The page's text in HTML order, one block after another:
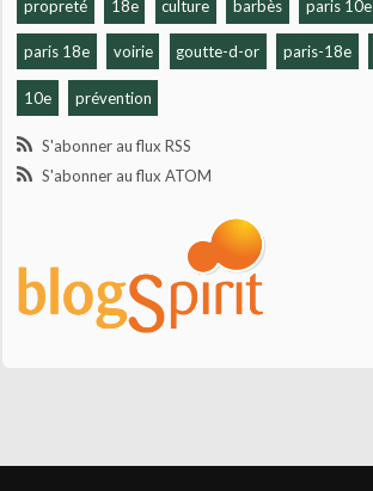
propreté 18e culture barbès paris 10e
paris 18e voirie goutte-d-or paris-18e
10e prévention
S'abonner au flux RSS
S'abonner au flux ATOM